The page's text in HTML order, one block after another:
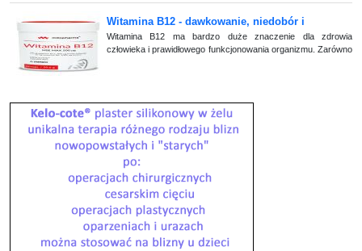
Witamina B12 - dawkowanie, niedobór i
najważniejsze właściwości
Witamina B12 ma bardzo duże znaczenie dla zdrowia
człowieka i prawidłowego funkcjonowania organizmu. Zarówno